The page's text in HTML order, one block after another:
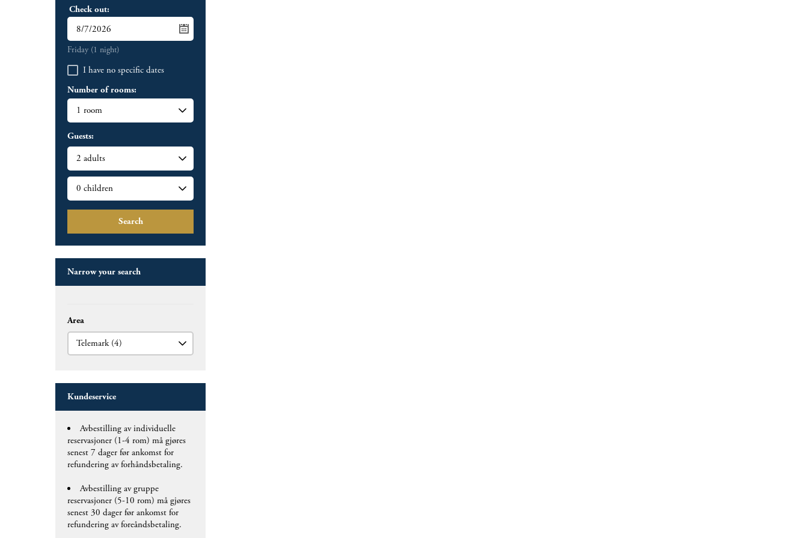
Check out:
Friday (1 night)
I have no specific dates
Number of rooms:
Guests:
Search
Narrow your search
Area
Kundeservice
Avbestilling av individuelle
reservasjoner (1-4 rom) må gjøres
senest 7 dager før ankomst for
refundering av forhåndsbetaling.
Avbestilling av gruppe
reservasjoner (5-10 rom) må gjøres
senest 30 dager før ankomst for
refundering av foreåndsbetaling.